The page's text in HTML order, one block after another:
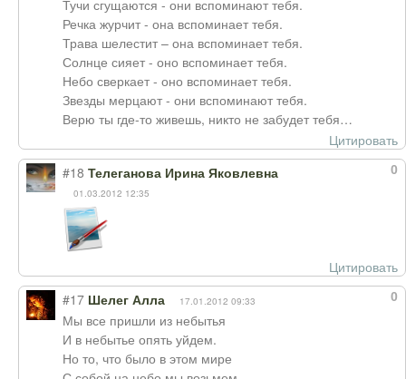
Тучи сгущаются - они вспоминают тебя.
Речка журчит - она вспоминает тебя.
Трава шелестит – она вспоминает тебя.
Солнце сияет - оно вспоминает тебя.
Небо сверкает - оно вспоминает тебя.
Звезды мерцают - они вспоминают тебя.
Верю ты где-то живешь, никто не забудет тебя…
Цитировать
0
#18 Телеганова Ирина Яковлевна
01.03.2012 12:35
Цитировать
0
#17 Шелег Алла 17.01.2012 09:33
Мы все пришли из небытья
И в небытье опять уйдем.
Но то, что было в этом мире